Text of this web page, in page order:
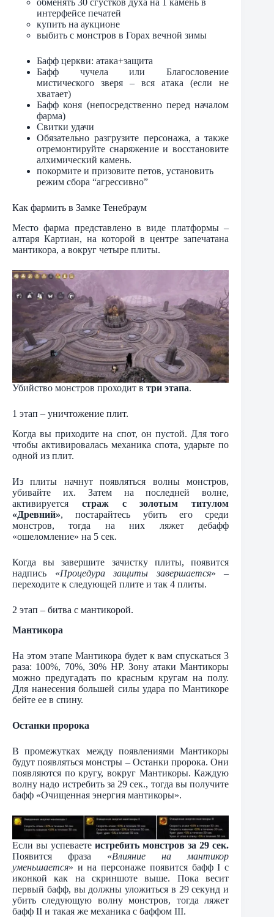
обменять 30 сгустков духа на 1 камень в
интерфейсе печатей
купить на аукционе
выбить с монстров в Горах вечной зимы
Бафф церкви: атака+защита
Бафф чучела или Благословение
мистического зверя – вся атака (если не
хватает)
Бафф коня (непосредственно перед началом
фарма)
Свитки удачи
Обязательно разгрузите персонажа, а также
отремонтируйте снаряжение и восстановите
алхимический камень.
покормите и призовите петов, установить
режим сбора “агрессивно”
Как фармить в Замке Тенебраум
Место фарма представлено в виде платформы –
алтаря Картиан, на которой в центре запечатана
мантикора, а вокруг четыре плиты.
Убийство монстров проходит в три этапа.
1 этап – уничтожение плит.
Когда вы приходите на спот, он пустой. Для того
чтобы активировалась механика спота, ударьте по
одной из плит.
Из плиты начнут появляться волны монстров,
убивайте их. Затем на последней волне,
активируется страж с золотым титулом
«Древний», постарайтесь убить его среди
монстров, тогда на них ляжет дебафф
«ошеломление» на 5 сек.
Когда вы завершите зачистку плиты, появится
надпись «Процедура защиты завершается» –
переходите к следующей плите и так 4 плиты.
2 этап – битва с мантикорой.
Мантикора
На этом этапе Мантикора будет к вам спускаться 3
раза: 100%, 70%, 30% НР. Зону атаки Мантикоры
можно предугадать по красным кругам на полу.
Для нанесения большей силы удара по Мантикоре
бейте ее в спину.
Останки пророка
В промежутках между появлениями Мантикоры
будут появляться монстры – Останки пророка. Они
появляются по кругу, вокруг Мантикоры. Каждую
волну надо истребить за 29 сек., тогда вы получите
бафф «Очищенная энергия мантикоры».
Если вы успеваетеистребить монстров за 29 сек.
Появится фраза «Влияние на мантикор
уменьшается» и на персонаже появится бафф I с
иконкой как на скриншоте выше. Пока весит
первый бафф, вы должны уложиться в 29 секунд и
убить следующую волну монстров, тогда ляжет
бафф II и такая же механика с баффом III.